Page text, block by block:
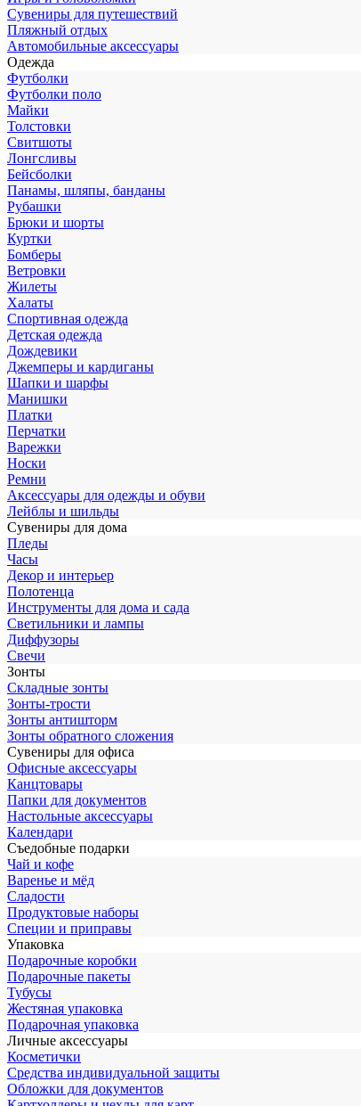
Сувениры для путешествий
Пляжный отдых
Автомобильные аксессуары
Одежда
Футболки
Футболки поло
Майки
Толстовки
Свитшоты
Лонгсливы
Бейсболки
Панамы, шляпы, банданы
Рубашки
Брюки и шорты
Куртки
Бомберы
Ветровки
Жилеты
Халаты
Спортивная одежда
Детская одежда
Дождевики
Джемперы и кардиганы
Шапки и шарфы
Манишки
Платки
Перчатки
Варежки
Носки
Ремни
Аксессуары для одежды и обуви
Лейблы и шильды
Сувениры для дома
Пледы
Часы
Декор и интерьер
Полотенца
Инструменты для дома и сада
Светильники и лампы
Диффузоры
Свечи
Зонты
Складные зонты
Зонты-трости
Зонты антишторм
Зонты обратного сложения
Сувениры для офиса
Офисные аксессуары
Канцтовары
Папки для документов
Настольные аксессуары
Календари
Съедобные подарки
Чай и кофе
Варенье и мёд
Сладости
Продуктовые наборы
Специи и приправы
Упаковка
Подарочные коробки
Подарочные пакеты
Тубусы
Жестяная упаковка
Подарочная упаковка
Личные аксессуары
Косметички
Средства индивидуальной защиты
Обложки для документов